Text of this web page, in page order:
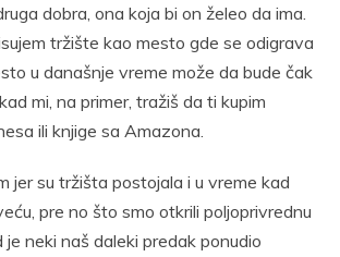
dobra, ona koja bi on želeo da ima.
tržište kao mesto gde se odigrava
u današnje vreme može da bude čak
mi, na primer, tražiš da ti kupim
ili knjige sa Amazona.
jer su tržišta postojala i u vreme kad
pre no što smo otkrili poljoprivrednu
je neki naš daleki predak ponudio